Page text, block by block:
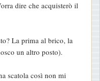
dire che acquisterò il
La prima al brico, la
un altro posto).
scatola così non mi